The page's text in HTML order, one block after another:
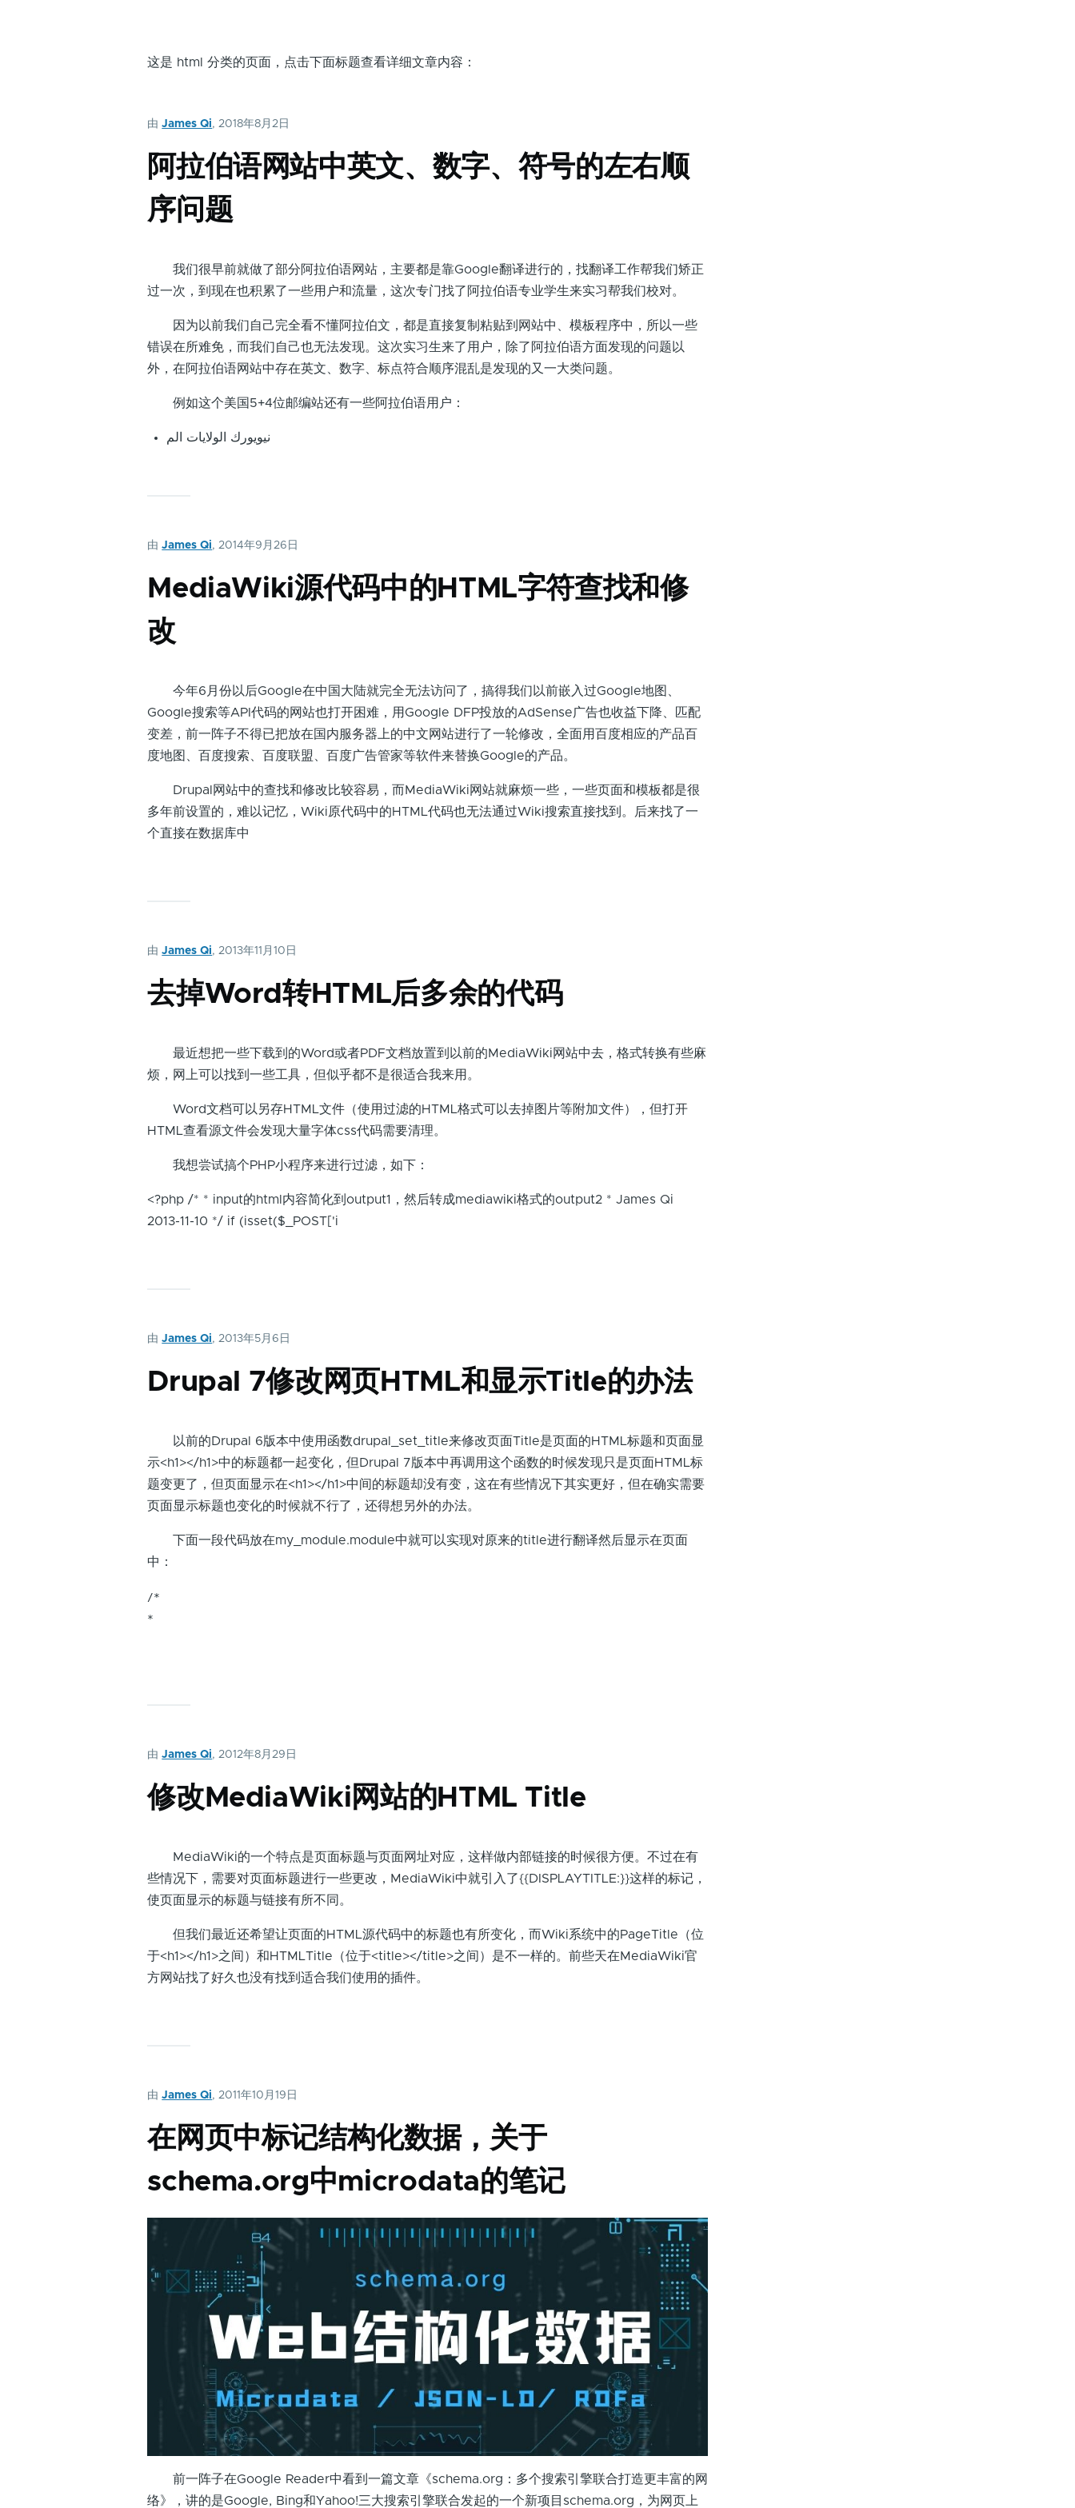
这是 html 分类的页面，点击下面标题查看详细文章内容：
由James Qi, 2018年8月2日
阿拉伯语网站中英文、数字、符号的左右顺
序问题
我们很早前就做了部分阿拉伯语网站，主要都是靠Google翻译进行的，找翻译工作帮我们矫正
过一次，到现在也积累了一些用户和流量，这次专门找了阿拉伯语专业学生来实习帮我们校对。
因为以前我们自己完全看不懂阿拉伯文，都是直接复制粘贴到网站中、模板程序中，所以一些
错误在所难免，而我们自己也无法发现。这次实习生来了用户，除了阿拉伯语方面发现的问题以
外，在阿拉伯语网站中存在英文、数字、标点符合顺序混乱是发现的又一大类问题。
例如这个美国5+4位邮编站还有一些阿拉伯语用户：
نيويورك الولايات الم
由James Qi, 2014年9月26日
MediaWiki源代码中的HTML字符查找和修
改
今年6月份以后Google在中国大陆就完全无法访问了，搞得我们以前嵌入过Google地图、
Google搜索等API代码的网站也打开困难，用Google DFP投放的AdSense广告也收益下降、匹配
变差，前一阵子不得已把放在国内服务器上的中文网站进行了一轮修改，全面用百度相应的产品百
度地图、百度搜索、百度联盟、百度广告管家等软件来替换Google的产品。
Drupal网站中的查找和修改比较容易，而MediaWiki网站就麻烦一些，一些页面和模板都是很
多年前设置的，难以记忆，Wiki原代码中的HTML代码也无法通过Wiki搜索直接找到。后来找了一
个直接在数据库中
由James Qi, 2013年11月10日
去掉Word转HTML后多余的代码
最近想把一些下载到的Word或者PDF文档放置到以前的MediaWiki网站中去，格式转换有些麻
烦，网上可以找到一些工具，但似乎都不是很适合我来用。
Word文档可以另存HTML文件（使用过滤的HTML格式可以去掉图片等附加文件），但打开
HTML查看源文件会发现大量字体css代码需要清理。
我想尝试搞个PHP小程序来进行过滤，如下：
<?php /* * input的html内容简化到output1，然后转成mediawiki格式的output2 * James Qi
2013-11-10 */ if (isset($_POST['i
由James Qi, 2013年5月6日
Drupal 7修改网页HTML和显示Title的办法
以前的Drupal 6版本中使用函数drupal_set_title来修改页面Title是页面的HTML标题和页面显
示<h1></h1>中的标题都一起变化，但Drupal 7版本中再调用这个函数的时候发现只是页面HTML标
题变更了，但页面显示在<h1></h1>中间的标题却没有变，这在有些情况下其实更好，但在确实需要
页面显示标题也变化的时候就不行了，还得想另外的办法。
下面一段代码放在my_module.module中就可以实现对原来的title进行翻译然后显示在页面
中：
/*
*
由James Qi, 2012年8月29日
修改MediaWiki网站的HTML Title
MediaWiki的一个特点是页面标题与页面网址对应，这样做内部链接的时候很方便。不过在有
些情况下，需要对页面标题进行一些更改，MediaWiki中就引入了{{DISPLAYTITLE:}}这样的标记，
使页面显示的标题与链接有所不同。
但我们最近还希望让页面的HTML源代码中的标题也有所变化，而Wiki系统中的PageTitle（位
于<h1></h1>之间）和HTMLTitle（位于<title></title>之间）是不一样的。前些天在MediaWiki官
方网站找了好久也没有找到适合我们使用的插件。
由James Qi, 2011年10月19日
在网页中标记结构化数据，关于
schema.org中microdata的笔记
前一阵子在Google Reader中看到一篇文章《schema.org：多个搜索引擎联合打造更丰富的网
络》，讲的是Google, Bing和Yahoo!三大搜索引擎联合发起的一个新项目schema.org，为网页上